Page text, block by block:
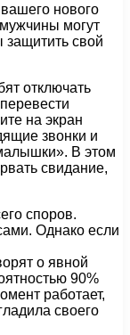
нового
могут
защитить свой
отключать
на экран
звонки и
В этом
свидание,
споров.
Однако если
о явной
90%
работает,
своего